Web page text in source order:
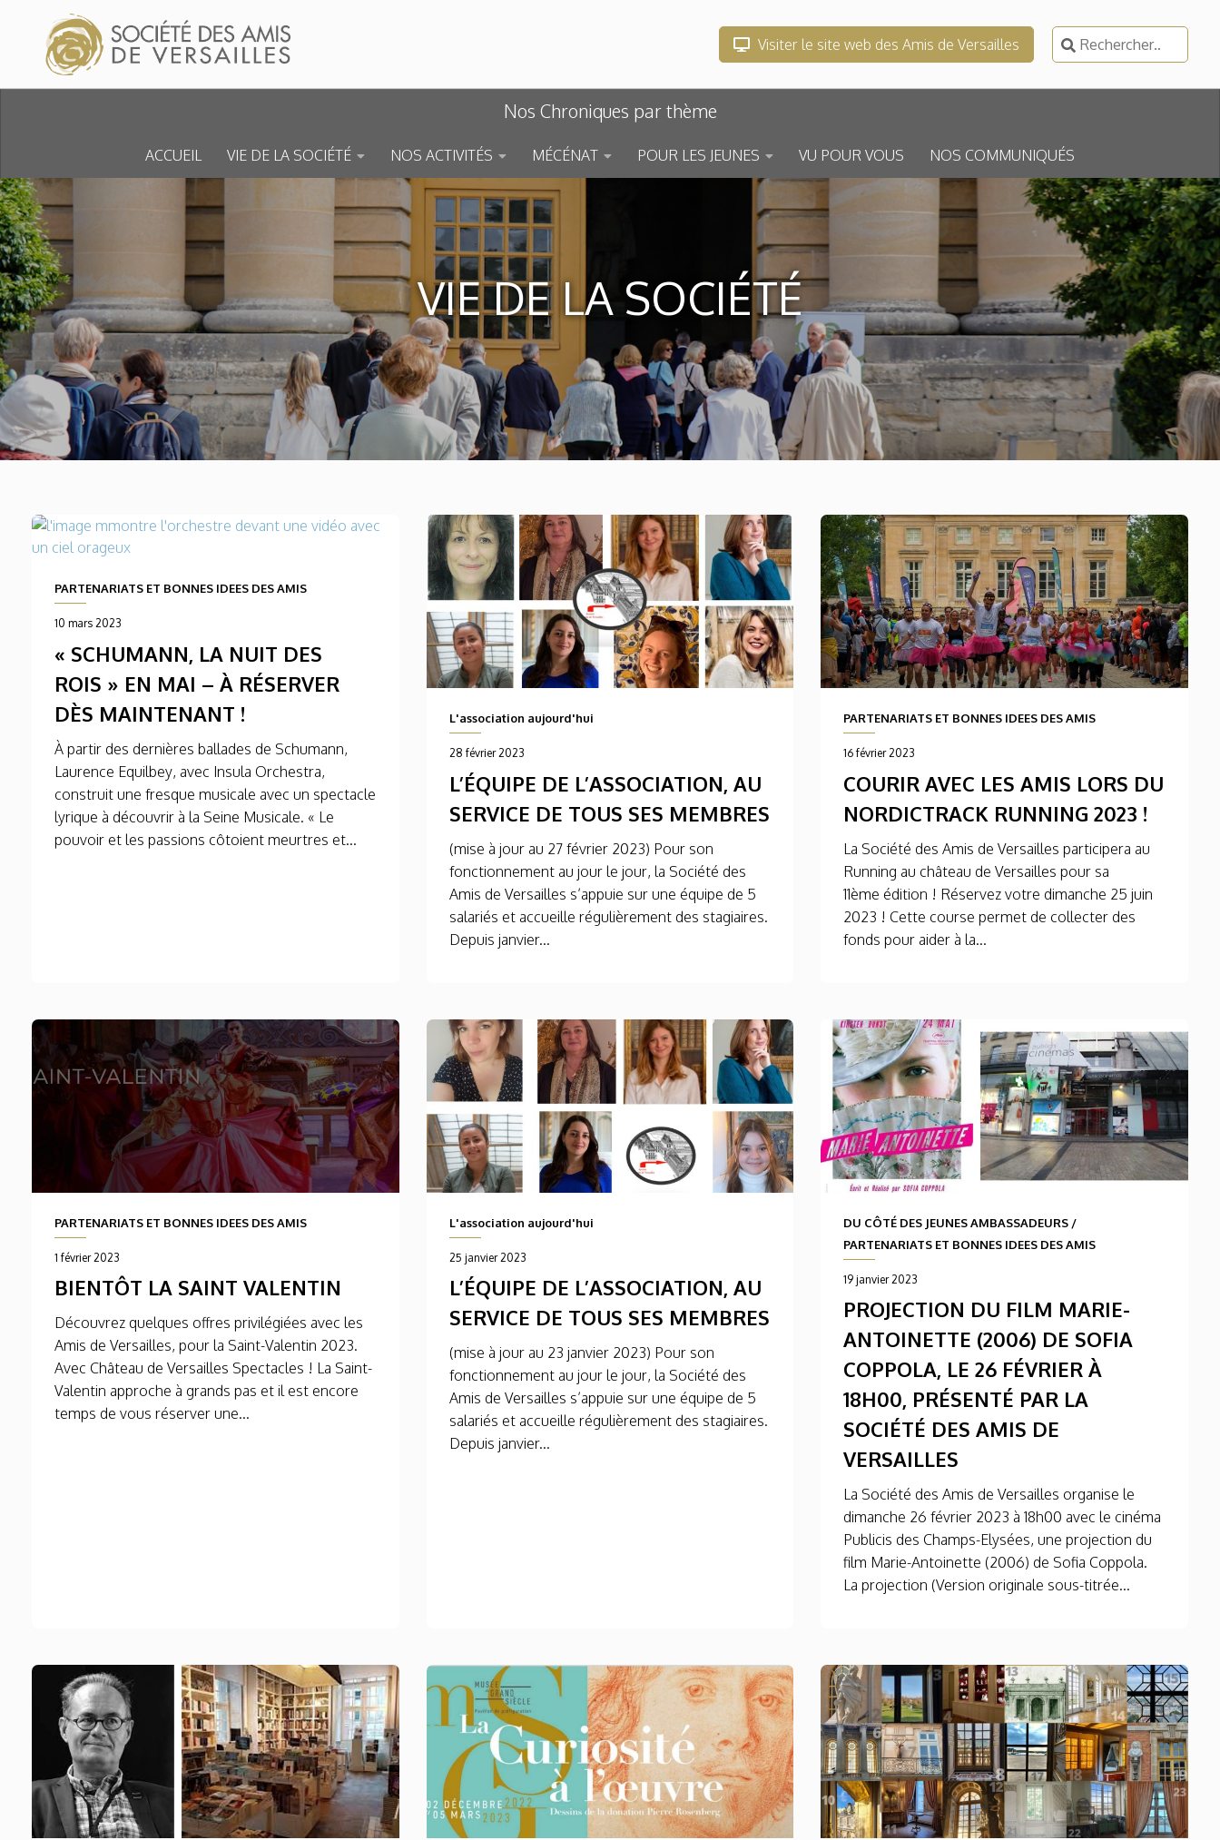
Skip to content
Visiter le site web des Amis de Versailles
Rechercher :
Nos Chroniques par thème
ACCUEIL VIE DE LA SOCIÉTÉ NOS ACTIVITÉS MÉCÉNAT POUR LES JEUNES VU POUR VOUS NOS COMMUNIQUÉS
VIE DE LA SOCIÉTÉ
PARTENARIATS ET BONNES IDEES DES AMIS
10 mars 2023
« SCHUMANN, LA NUIT DES
ROIS » EN MAI – À RÉSERVER
DÈS MAINTENANT !
À partir des dernières ballades de Schumann,
Laurence Equilbey, avec Insula Orchestra,
construit une fresque musicale avec un spectacle
lyrique à découvrir à la Seine Musicale. « Le
pouvoir et les passions côtoient meurtres et...
L'association aujourd'hui
28 février 2023
L’ÉQUIPE DE L’ASSOCIATION, AU
SERVICE DE TOUS SES MEMBRES
(mise à jour au 27 février 2023) Pour son
fonctionnement au jour le jour, la Société des
Amis de Versailles s’appuie sur une équipe de 5
salariés et accueille régulièrement des stagiaires.
Depuis janvier...
PARTENARIATS ET BONNES IDEES DES AMIS
16 février 2023
COURIR AVEC LES AMIS LORS DU
NORDICTRACK RUNNING 2023 !
La Société des Amis de Versailles participera au
Running au château de Versailles pour sa
11ème édition ! Réservez votre dimanche 25 juin
2023 ! Cette course permet de collecter des
fonds pour aider à la...
PARTENARIATS ET BONNES IDEES DES AMIS
1 février 2023
BIENTÔT LA SAINT VALENTIN
Découvrez quelques offres privilégiées avec les
Amis de Versailles, pour la Saint-Valentin 2023.
Avec Château de Versailles Spectacles ! La Saint-
Valentin approche à grands pas et il est encore
temps de vous réserver une...
L'association aujourd'hui
25 janvier 2023
L’ÉQUIPE DE L’ASSOCIATION, AU
SERVICE DE TOUS SES MEMBRES
(mise à jour au 23 janvier 2023) Pour son
fonctionnement au jour le jour, la Société des
Amis de Versailles s’appuie sur une équipe de 5
salariés et accueille régulièrement des stagiaires.
Depuis janvier...
DU CÔTÉ DES JEUNES AMBASSADEURS /
PARTENARIATS ET BONNES IDEES DES AMIS
19 janvier 2023
PROJECTION DU FILM MARIE-
ANTOINETTE (2006) DE SOFIA
COPPOLA, LE 26 FÉVRIER À
18H00, PRÉSENTÉ PAR LA
SOCIÉTÉ DES AMIS DE
VERSAILLES
La Société des Amis de Versailles organise le
dimanche 26 février 2023 à 18h00 avec le cinéma
Publicis des Champs-Elysées, une projection du
film Marie-Antoinette (2006) de Sofia Coppola.
La projection (Version originale sous-titrée...